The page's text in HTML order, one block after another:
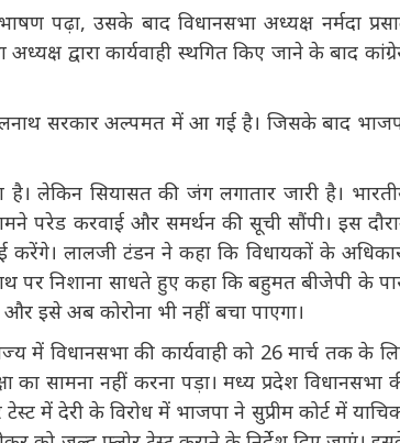
पढ़ा, उसके बाद विधानसभा अध्यक्ष नर्मदा प्रसाद
अध्यक्ष द्वारा कार्यवाही स्थगित किए जाने के बाद
सरकार अल्पमत में आ गई है। जिसके बाद भाजपा
लेकिन सियासत की जंग लगातार जारी है। भारतीय
परेड करवाई और समर्थन की सूची सौंपी। इस दौरान
करेंगे। लालजी टंडन ने कहा कि विधायकों के अधिकारों
पर निशाना साधते हुए कहा कि बहुमत बीजेपी के
है और इसे अब कोरोना भी नहीं बचा पाएगा।
विधानसभा की कार्यवाही को 26 मार्च तक के लिए
का सामना नहीं करना पड़ा। मध्य प्रदेश विधानसभा की
टेस्ट में देरी के विरोध में भाजपा ने सुप्रीम कोर्ट में
कि स्पीकर को जल्द फ्लोर टेस्ट कराने के निर्देश दिए